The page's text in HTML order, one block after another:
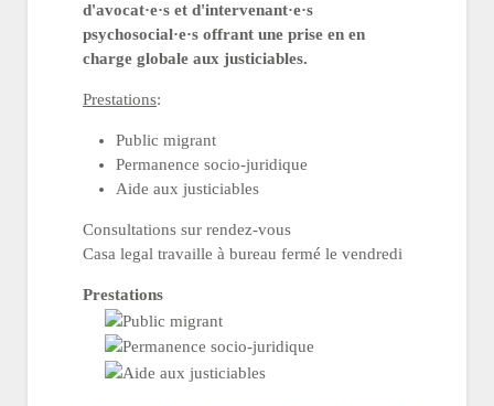
d'avocat·e·s et d'intervenant·e·s
psychosocial·e·s offrant une prise en en
charge globale aux justiciables.
Prestations:
Public migrant
Permanence socio-juridique
Aide aux justiciables
Consultations sur rendez-vous
Casa legal travaille à bureau fermé le vendredi
Prestations